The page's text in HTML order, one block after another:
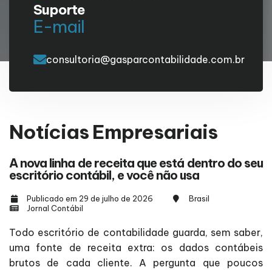
Suporte
E-mail
consultoria@gasparcontabilidade.com.br
Notícias Empresariais
A nova linha de receita que está dentro do seu
escritório contábil, e você não usa
Publicado em 29 de julho de 2026
Brasil
Jornal Contábil
Todo escritório de contabilidade guarda, sem saber,
uma fonte de receita extra: os dados contábeis
brutos de cada cliente. A pergunta que poucos